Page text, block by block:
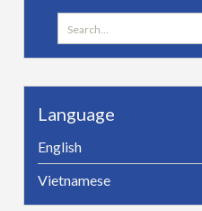
Search
for:
Language
English
Vietnamese